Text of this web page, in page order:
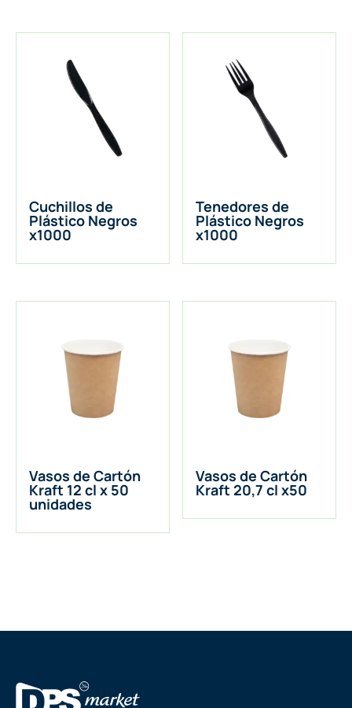
Cuchillos de
Plástico Negros
x1000
Tenedores de
Plástico Negros
x1000
Vasos de Cartón
Kraft 12 cl x 50
unidades
Vasos de Cartón
Kraft 20,7 cl x50